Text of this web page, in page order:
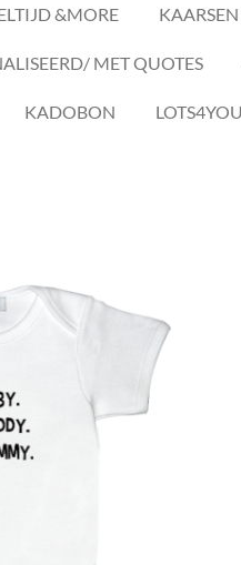
&MORE
MET QUOTES
KADOBON